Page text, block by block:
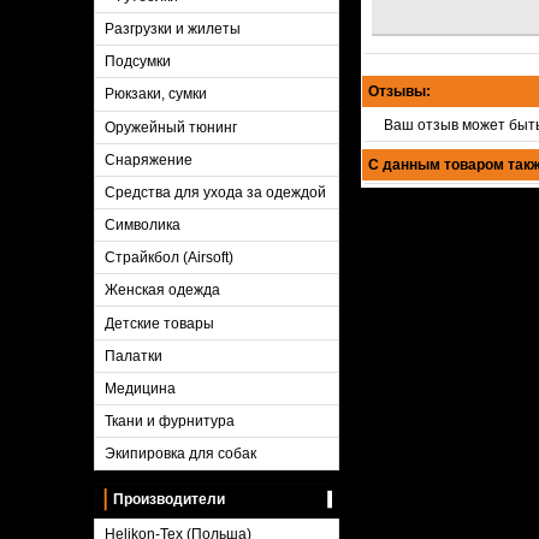
Отзывы:
Ваш отзыв может
С данным товаром
Разгрузки и жилеты
Подсумки
Рюкзаки, сумки
Оружейный тюнинг
Снаряжение
Средства для ухода за одеждой
Символика
Страйкбол (Airsoft)
Женская одежда
Детские товары
Палатки
Медицина
Ткани и фурнитура
Экипировка для собак
Производители
Helikon-Tex (Польша)